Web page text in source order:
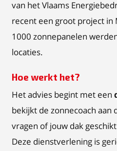
van het Vlaams
recent een groot project in
1000 zonnepanelen
locaties.
Hoe werkt het?
Het advies begint met een
bekijkt de zonnecoach aan
vragen of jouw dak
Deze dienstverlening is